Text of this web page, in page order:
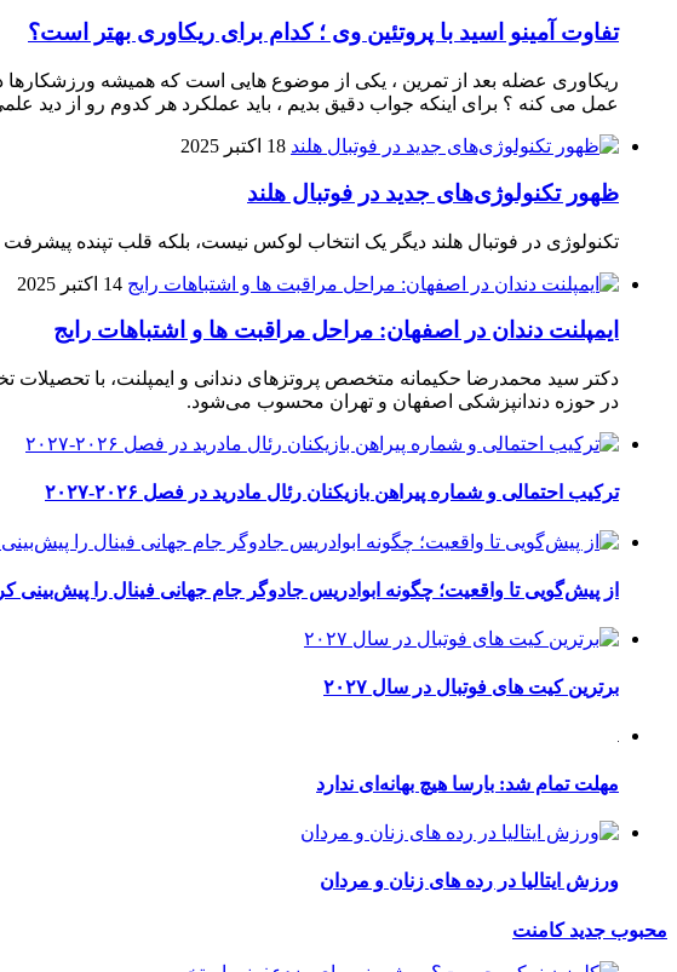
تفاوت آمینو اسید با پروتئین وی ؛ کدام برای ریکاوری بهتر است؟
ریکاوری عضله بعد از تمرین ، یکی از موضوع‌ هایی‌ است که همیشه ورزشکارها
عمل می‌ کنه ؟ برای اینکه جواب دقیق بدیم ، باید عملکرد هر کدوم رو از دید
18 اکتبر 2025
ظهور تکنولوژی‌های جدید در فوتبال هلند
تکنولوژی در فوتبال هلند دیگر یک انتخاب لوکس نیست، بلکه قلب تپنده
14 اکتبر 2025
ایمپلنت دندان در اصفهان: مراحل مراقبت ها و اشتباهات رایج
دکتر سید محمدرضا حکیمانه متخصص پروتزهای دندانی و ایمپلنت، با تحصیلات
در حوزه دندانپزشکی اصفهان و تهران محسوب می‌شود.
ترکیب احتمالی و شماره پیراهن بازیکنان رئال مادرید در فصل ۲۰۲۶-۲۰۲۷
از پیش‌گویی تا واقعیت؛ چگونه ابوادریس جادوگر جام جهانی فینال را پیش‌بینی
برترین کیت های فوتبال در سال ۲۰۲۷
مهلت تمام شد: بارسا هیچ بهانه‌‌ای ندارد
ورزش ایتالیا در رده های زنان و مردان
محبوب جدیدکامنت